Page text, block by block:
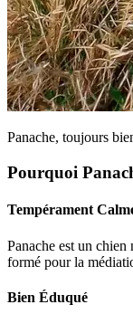
Panache, toujours
Pourquoi
Tempérament
Panache est un
formé pour la
Bien Éduqué